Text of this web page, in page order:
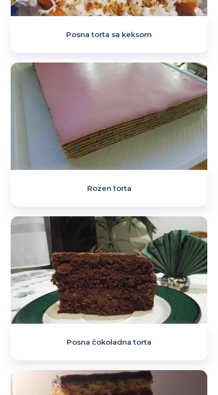
Posna torta sa keksom
Rozen torta
Posna čokoladna torta